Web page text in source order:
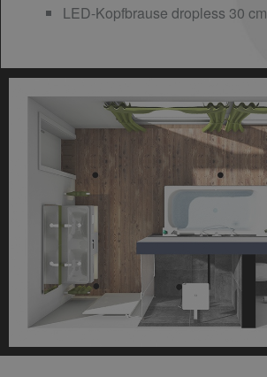
LED-Kopfbrause dropless 30 cm